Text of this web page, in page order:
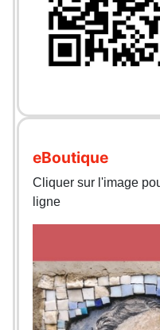
eBoutique
Cliquer sur l'image
ligne